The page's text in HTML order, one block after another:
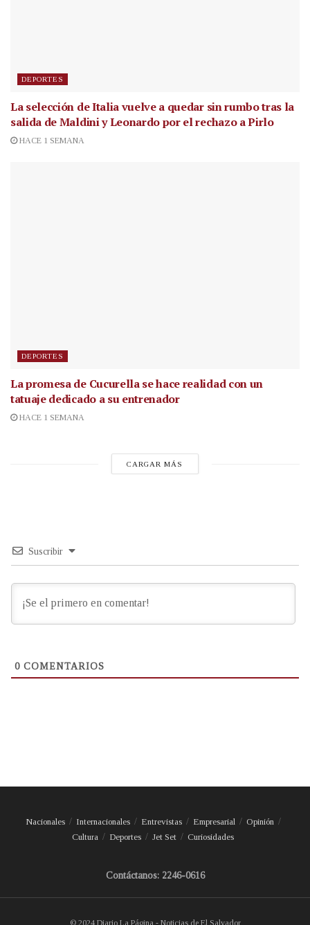
DEPORTES
La selección de Italia vuelve a quedar sin rumbo tras la
salida de Maldini y Leonardo por el rechazo a Pirlo
HACE 1 SEMANA
DEPORTES
La promesa de Cucurella se hace realidad con un
tatuaje dedicado a su entrenador
HACE 1 SEMANA
CARGAR MÁS
Suscribir
0 COMENTARIOS
Nacionales Internacionales Entrevistas Empresarial
Opinión
Cultura
Deportes Jet Set Curiosidades
Contáctanos: 2246-0616